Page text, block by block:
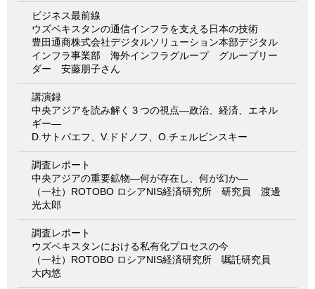
ビジネス最前線
ウズベキスタンの通信インフラを支える日本の技術
豊田通商株式会社デジタルソリューション本部デジタル
インフラ事業部 海外インフラグループ グループリー
ダー 安藤朋子さん
講演録
中央アジアを読み解く３つの視点―政治、経済、エネル
ギー―
D.サトパエフ、V.ドドノフ、O.チェルビンスキー
調査レポート
中央アジアの重要鉱物―何が存在し、何が幻か―
（一社）ROTOBO ロシアNIS経済研究所 研究員 渡邊
光太郎
調査レポート
ウズベキスタンにおける私有化プロセスの今
（一社）ROTOBO ロシアNIS経済研究所 嘱託研究員
大内悠